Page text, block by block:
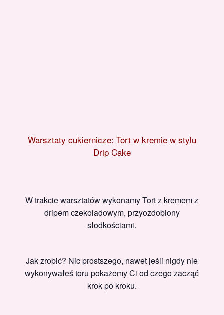
Warsztaty cukiernicze: Tort w kremie w stylu
Drip Cake
W trakcie warsztatów wykonamy Tort z kremem z
dripem czekoladowym, przyozdobiony
słodkościami.
Jak zrobić? Nic prostszego, nawet jeśli nigdy nie
wykonywałeś toru pokażemy Ci od czego zacząć
krok po kroku.